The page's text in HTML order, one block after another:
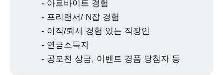
- 아르바이트 경험
- 프리랜서/ N잡 경험
- 이직/퇴사 경험 있는 직장인
- 연금소득자
- 공모전 상금, 이벤트 경품 당첨자 등